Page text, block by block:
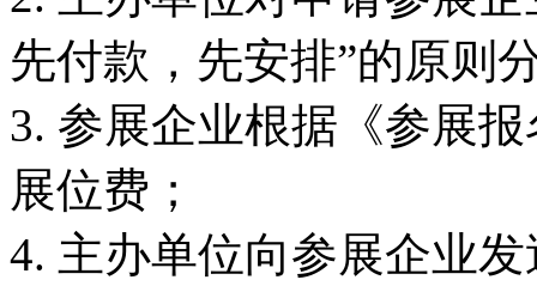
先付款，先安排”的原则
3. 参展企业根据《参展
展位费；
4. 主办单位向参展企业